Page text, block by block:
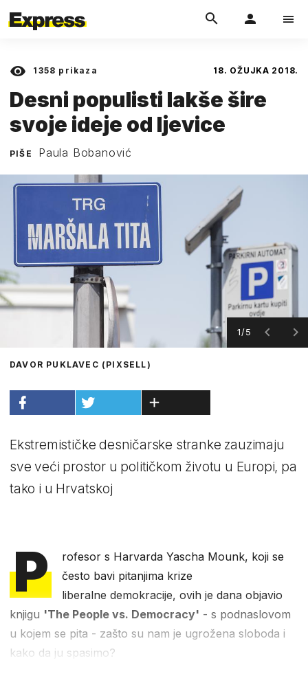
1358 prikaza 18. OŽUJKA 2018.
Desni populisti lakše šire
svoje ideje od ljevice
PIŠE Paula Bobanović
1/5
DAVOR PUKLAVEC (PIXSELL)
Ekstremističke desničarske stranke zauzimaju
sve veći prostor u političkom životu u Europi, pa
tako i u Hrvatskoj
P
rofesor s Harvarda Yascha Mounk, koji se
često bavi pitanjima krize
liberalne demokracije, ovih je dana objavio
knjigu 'The People vs. Democracy' - s podnaslovom
u kojem se pita - zašto su nam je ugrožena sloboda i
kako da ju spasimo?